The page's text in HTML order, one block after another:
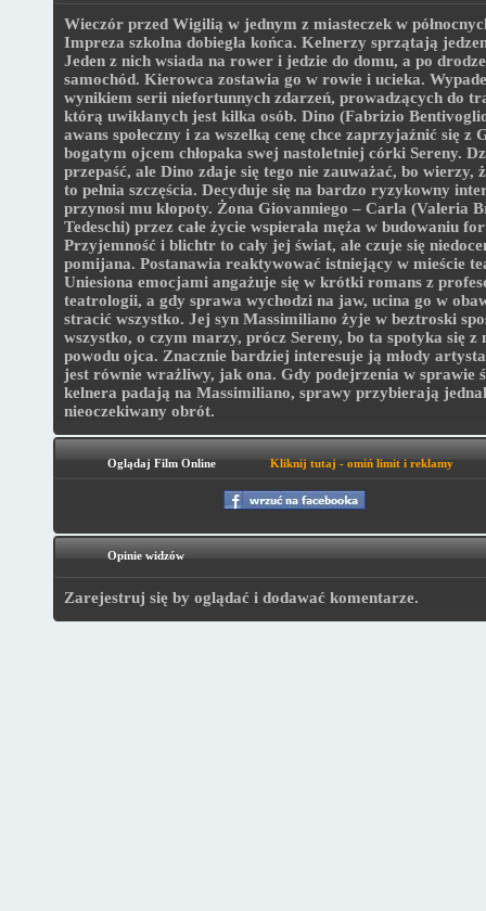
Wieczór przed Wigilią w jednym z miasteczek w
Impreza szkolna dobiegła końca. Kelnerzy sprzątają
Jeden z nich wsiada na rower i jedzie do domu, a po
samochód. Kierowca zostawia go w rowie i ucieka.
wynikiem serii niefortunnych zdarzeń, prowadzących do
którą uwikłanych jest kilka osób. Dino (Fabrizio
awans społeczny i za wszelką cenę chce zaprzyjaźnić się z
bogatym ojcem chłopaka swej nastoletniej córki Sereny.
przepaść, ale Dino zdaje się tego nie zauważać, bo wierzy,
to pełnia szczęścia. Decyduje się na bardzo ryzykowny
przynosi mu kłopoty. Żona Giovanniego – Carla (Valeria
Tedeschi) przez całe życie wspierała męża w budowaniu
Przyjemność i blichtr to cały jej świat, ale czuje się
pomijana. Postanawia reaktywować istniejący w mieście
Uniesiona emocjami angażuje się w krótki romans z
teatrologii, a gdy sprawa wychodzi na jaw, ucina go w
stracić wszystko. Jej syn Massimiliano żyje w beztroski
wszystko, o czym marzy, prócz Sereny, bo ta spotyka się z
powodu ojca. Znacznie bardziej interesuje ją młody
jest równie wrażliwy, jak ona. Gdy podejrzenia w sprawie
kelnera padają na Massimiliano, sprawy przybierają
nieoczekiwany obrót.
Oglądaj Film Online Kliknij tutaj - omiń limit i reklamy
Opinie widzów
Zarejestruj się by oglądać i dodawać komentarze.